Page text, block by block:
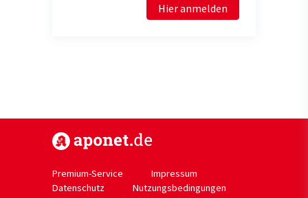
Hier anmelden
Premium-Service
Impressum
Datenschutz
Nutzungsbedingungen